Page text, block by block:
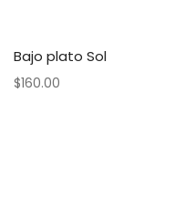
Bajo plato Sol
$160.00